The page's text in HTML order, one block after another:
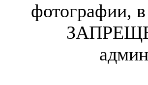
фотографии,